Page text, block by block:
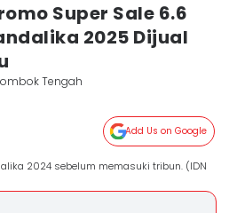
Super Sale 6.6
2025 Dijual
Tengah
Add Us on Google
2024 sebelum memasuki tribun. (IDN